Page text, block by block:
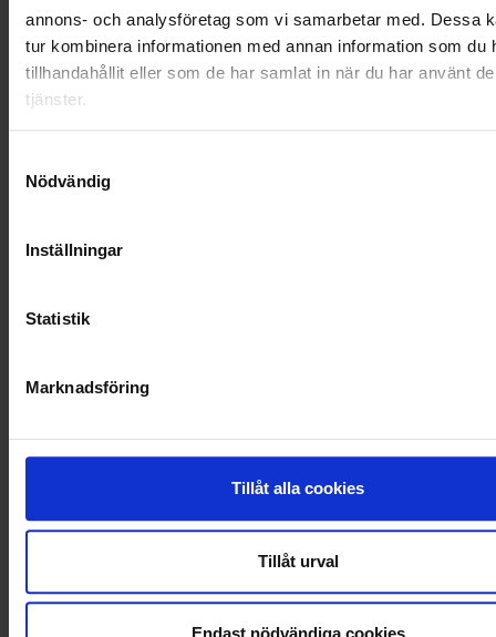
annons- och analysföretag som vi samarbetar med. Dessa
tur kombinera informationen med annan information som du
tillhandahållit eller som de har samlat in när du har använt
tjänster.
Nödvändig
Inställningar
Statistik
Marknadsföring
Tillåt alla cookies
Tillåt urval
OHLSSONS REGION VÄST
SAMARBETEN